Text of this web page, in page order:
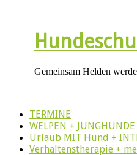
Gemeinsam Helden
TERMINE
WELPEN + JUNGHUNDE
Urlaub MIT Hund +
Verhaltenstherapie +